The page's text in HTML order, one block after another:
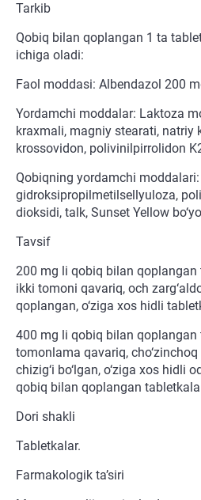
Tarkib
Qobiq bilan qoplangan 1 ta
ichiga oladi:
Faol moddasi: Albendazol 200
Yordamchi moddalar: Laktoza
kraxmali, magniy stearati, natriy
krossovidon, polivinilpirrolidon
Qobiqning yordamchi moddalari:
gidroksipropilmetilsellyuloza,
dioksidi, talk, Sunset Yellow
Tavsif
200 mg li qobiq bilan
ikki tomoni qavariq, och
qoplangan, o‘ziga xos hidli
400 mg li qobiq bilan qoplangan
tomonlama qavariq,
chizig‘i bo‘lgan, o‘ziga xos hidli
qobiq bilan qoplangan
Dori shakli
Tabletkalar.
Farmakologik ta’siri